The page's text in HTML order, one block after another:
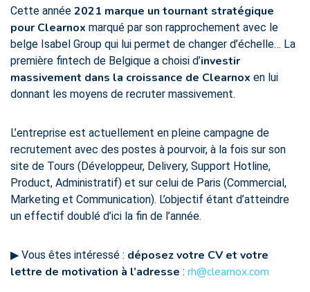
Cette année 2021 marque un tournant stratégique
pour Clearnox marqué par son rapprochement avec le
belge Isabel Group qui lui permet de changer d’échelle… La
première fintech de Belgique a choisi d’investir
massivement dans la croissance de Clearnox en lui
donnant les moyens de recruter massivement.
L’entreprise est actuellement en pleine campagne de
recrutement avec des postes à pourvoir, à la fois sur son
site de Tours (Développeur, Delivery, Support Hotline,
Product, Administratif) et sur celui de Paris (Commercial,
Marketing et Communication). L’objectif étant d’atteindre
un effectif doublé d’ici la fin de l’année.
▶︎ Vous êtes intéressé : déposez votre CV et votre
lettre de motivation à l’adresse : rh@clearnox.com